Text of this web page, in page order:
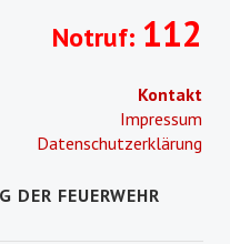
Notruf: 112
Kontakt
Impressum
Datenschutzerklärung
DER FEUERWEHR